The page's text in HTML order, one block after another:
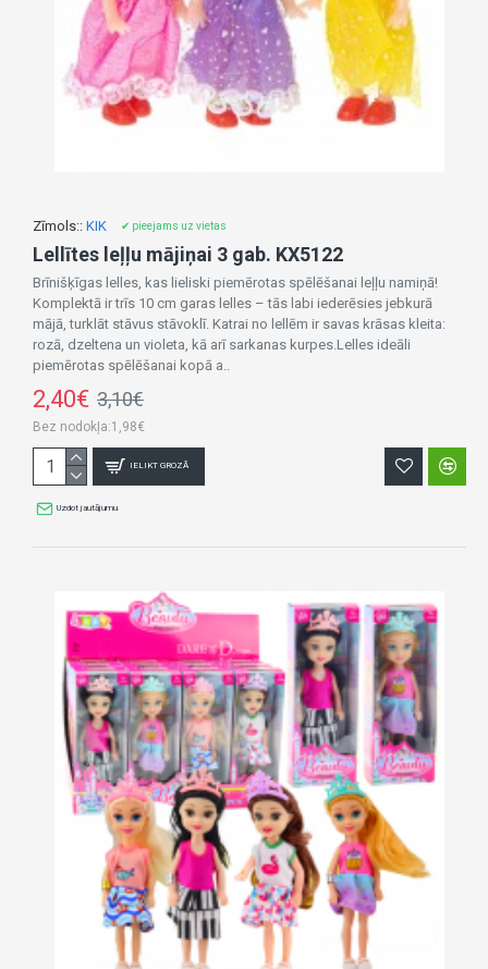
Zīmols:: KIK ✔ pieejams uz vietas
Lellītes leļļu mājiņai 3 gab. KX5122
Brīnišķīgas lelles, kas lieliski piemērotas spēlēšanai leļļu namiņā!
Komplektā ir trīs 10 cm garas lelles – tās labi iederēsies jebkurā
mājā, turklāt stāvus stāvoklī. Katrai no lellēm ir savas krāsas kleita:
rozā, dzeltena un violeta, kā arī sarkanas kurpes.Lelles ideāli
piemērotas spēlēšanai kopā a..
2,40€ 3,10€
Bez nodokļa:1,98€
IELIKT GROZĀ
Uzdot jautājumu